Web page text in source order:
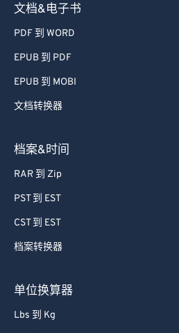
文档&电子书
PDF 到 WORD
EPUB 到 PDF
EPUB 到 MOBI
文档转换器
档案&时间
RAR 到 Zip
PST 到 EST
CST 到 EST
档案转换器
单位换算器
Lbs 到 Kg